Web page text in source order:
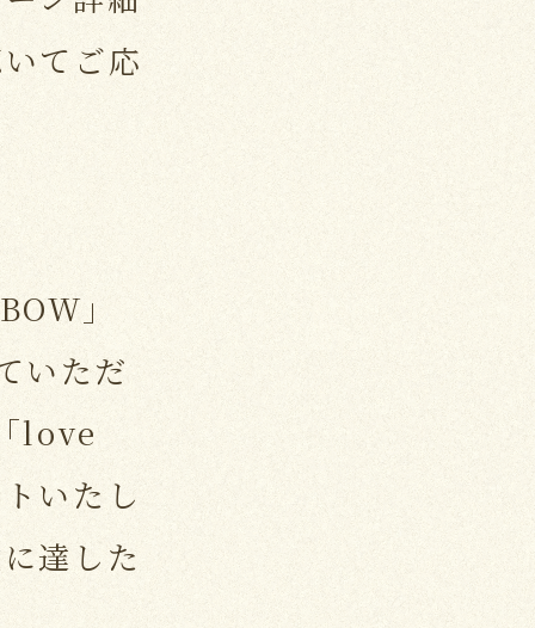
てご応
」
いただ
love
いたし
達した